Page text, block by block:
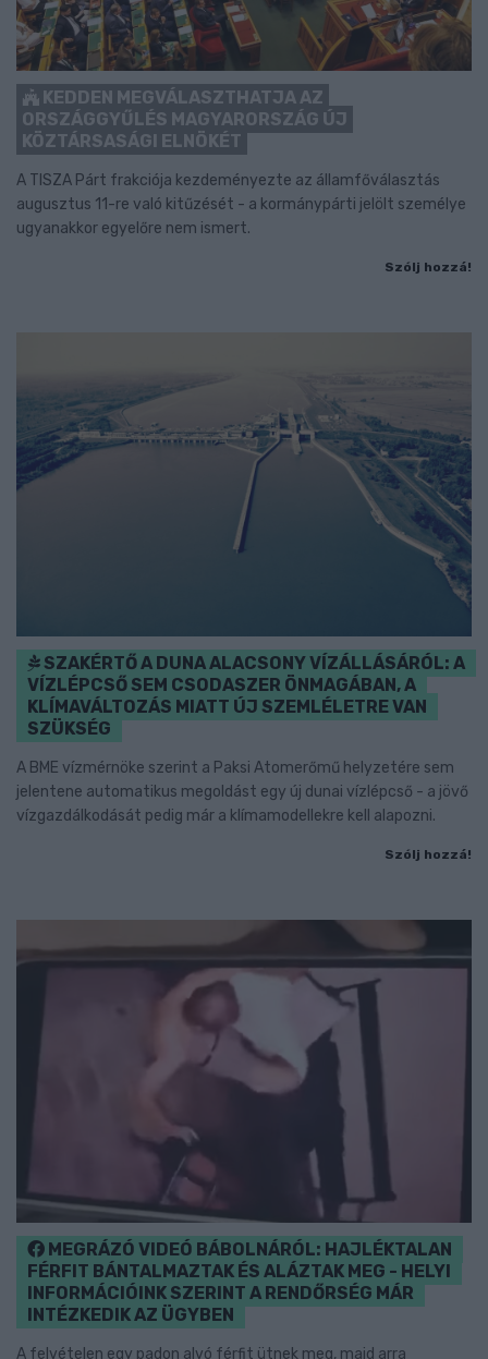
KEDDEN MEGVÁLASZTHATJA AZ
ORSZÁGGYŰLÉS MAGYARORSZÁG ÚJ
KÖZTÁRSASÁGI ELNÖKÉT
A TISZA Párt frakciója kezdeményezte az államfőválasztás
augusztus 11-re való kitűzését - a kormánypárti jelölt személye
ugyanakkor egyelőre nem ismert.
Szólj hozzá!
SZAKÉRTŐ A DUNA ALACSONY VÍZÁLLÁSÁRÓL: A
VÍZLÉPCSŐ SEM CSODASZER ÖNMAGÁBAN, A
KLÍMAVÁLTOZÁS MIATT ÚJ SZEMLÉLETRE VAN
SZÜKSÉG
A BME vízmérnöke szerint a Paksi Atomerőmű helyzetére sem
jelentene automatikus megoldást egy új dunai vízlépcső - a jövő
vízgazdálkodását pedig már a klímamodellekre kell alapozni.
Szólj hozzá!
MEGRÁZÓ VIDEÓ BÁBOLNÁRÓL: HAJLÉKTALAN
FÉRFIT BÁNTALMAZTAK ÉS ALÁZTAK MEG - HELYI
INFORMÁCIÓINK SZERINT A RENDŐRSÉG MÁR
INTÉZKEDIK AZ ÜGYBEN
A felvételen egy padon alvó férfit ütnek meg, majd arra